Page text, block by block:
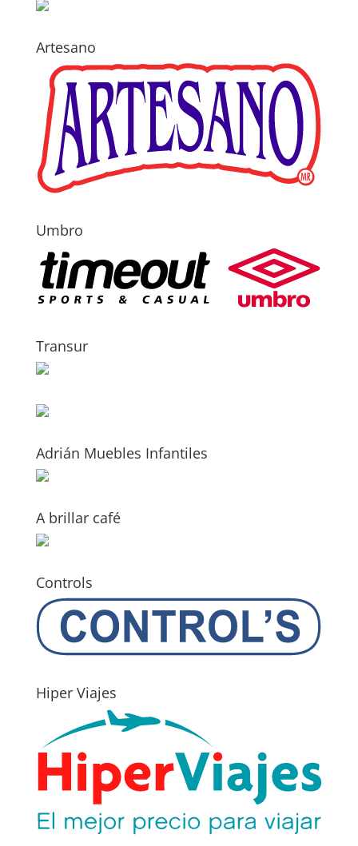
Artesano
Umbro
Transur
Adrián Muebles Infantiles
A brillar café
Controls
Hiper Viajes